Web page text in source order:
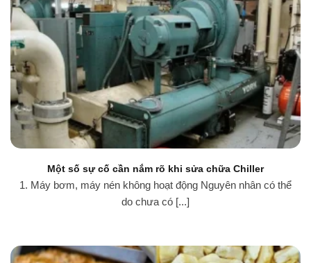
Một số sự cố cần nắm rõ khi sửa chữa Chiller
1. Máy bơm, máy nén không hoạt động Nguyên nhân có thể
do chưa có [...]